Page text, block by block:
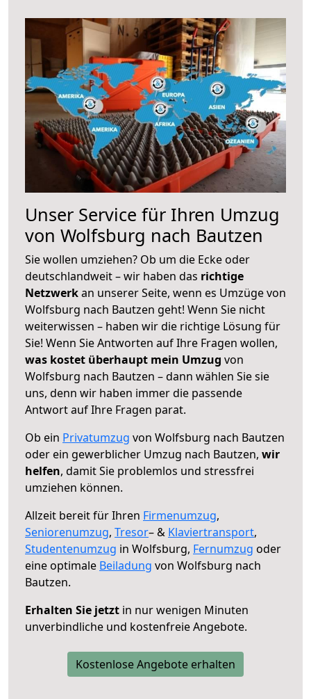
Unser Service für Ihren Umzug
von Wolfsburg nach Bautzen
Sie wollen umziehen? Ob um die Ecke oder
deutschlandweit – wir haben das richtige
Netzwerkan unserer Seite, wenn es Umzüge von
Wolfsburg nach Bautzen geht! Wenn Sie nicht
weiterwissen – haben wir die richtige Lösung für
Sie! Wenn Sie Antworten auf Ihre Fragen wollen,
was kostet überhaupt mein Umzug von
Wolfsburg nach Bautzen – dann wählen Sie sie
uns, denn wir haben immer die passende
Antwort auf Ihre Fragen parat.
Ob ein Privatumzug von Wolfsburg nach Bautzen
oder ein gewerblicher Umzug nach Bautzen, wir
helfen, damit Sie problemlos und stressfrei
umziehen können.
Allzeit bereit für Ihren Firmenumzug,
Seniorenumzug, Tresor– & Klaviertransport,
Studentenumzug in Wolfsburg, Fernumzug oder
eine optimale Beiladung von Wolfsburg nach
Bautzen.
Erhalten Sie jetzt in nur wenigen Minuten
unverbindliche und kostenfreie Angebote.
Kostenlose Angebote erhalten